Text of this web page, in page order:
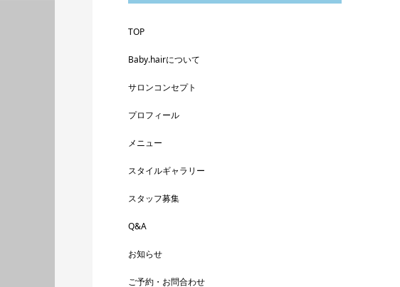
TOP
Baby.hairについて
サロンコンセプト
プロフィール
メニュー
スタイルギャラリー
スタッフ募集
Q&A
お知らせ
ご予約・お問合わせ